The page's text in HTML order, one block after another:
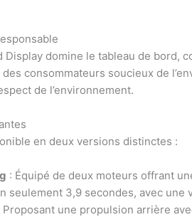
Display domine le tableau de bord,
consommateurs soucieux de
de l’environnement.
en deux versions distinctes :
: Équipé de deux moteurs offrant
seulement 3,9 secondes, avec
Proposant une propulsion arrière